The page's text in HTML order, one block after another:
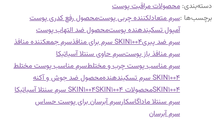
دسته‌بندی: محصولات مراقبت پوست
برچسب‌ها :سرم متعادلکننده چربی پوستمحصول رفع کدری پوست
آمپول تسکیندهنده پوستمحصول ضد التهاب پوست
سرم ضد پیریSKIN1004 سرم برای منافذ
سرم جمعکننده منافذ
سرم منافذ باز پوستسرم حاوی سنتلا آسیاتیکا
سرم مناسب پوست چرب و مختلطسرم مناسب پوست مختلط
SKIN1004 سرم تسکیندهنده
محصول ضد جوش و آکنه
SKIN1004محصولات SKIN1004
SKIN1004 سرم سنتلا آسیاتیکا
سرم سنتلا ماداگاسکارسرم آبرسان برای پوست حساس
سرم آبرسان